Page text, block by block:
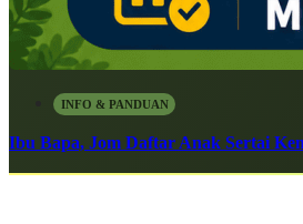
INFO & PANDUAN
Ibu Bapa, Jom Daftar Anak Sertai